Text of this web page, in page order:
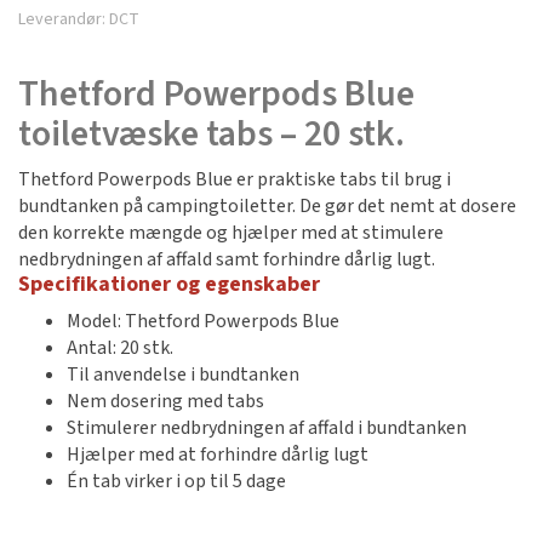
Leverandør: DCT
Thetford Powerpods Blue
toiletvæske tabs – 20 stk.
Thetford Powerpods Blue er praktiske tabs til brug i
bundtanken på campingtoiletter. De gør det nemt at dosere
den korrekte mængde og hjælper med at stimulere
nedbrydningen af affald samt forhindre dårlig lugt.
Specifikationer og egenskaber
Model: Thetford Powerpods Blue
Antal: 20 stk.
Til anvendelse i bundtanken
Nem dosering med tabs
Stimulerer nedbrydningen af affald i bundtanken
Hjælper med at forhindre dårlig lugt
Én tab virker i op til 5 dage